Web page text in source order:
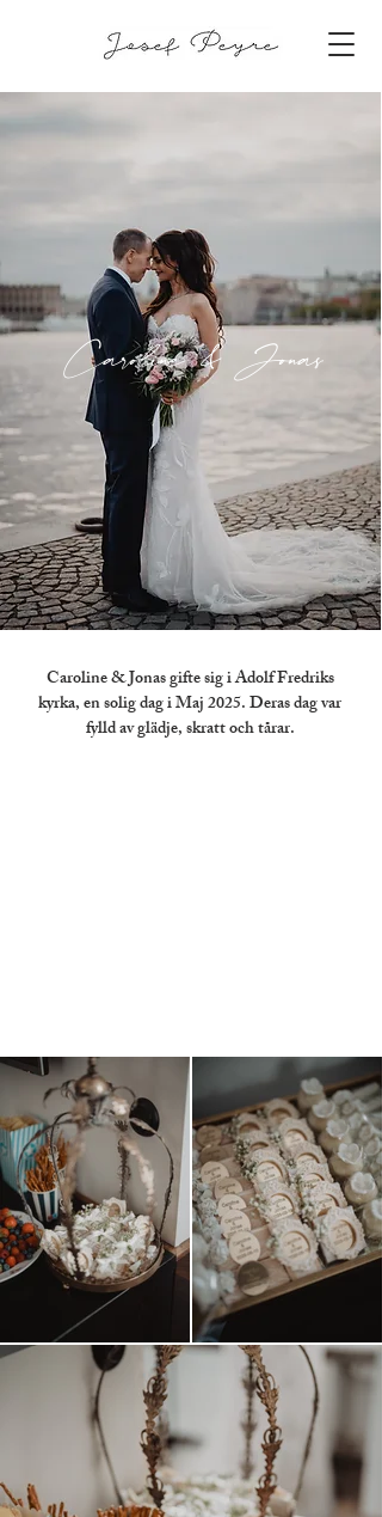
Caroline & Jonas
Caroline & Jonas gifte sig i Adolf Fredriks
kyrka, en solig dag i Maj 2025. Deras dag var
fylld av glädje, skratt och tårar.